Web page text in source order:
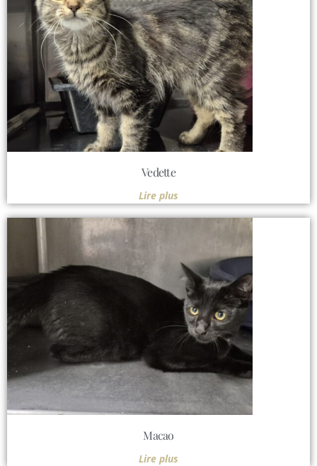
Vedette
Lire plus
Macao
Lire plus